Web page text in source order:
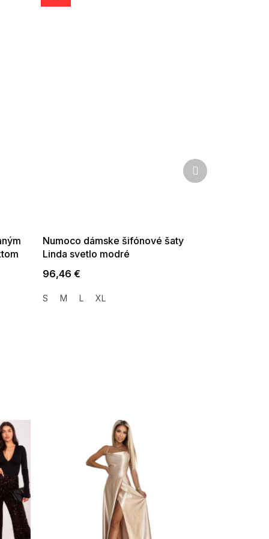
Numoco dámske šifónové šaty
Linda svetlo modré
96,46 €
S M L XL
Ďalší
produkt